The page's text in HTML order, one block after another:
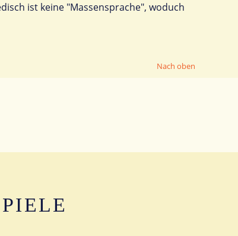
ist keine "Massensprache", woduch
Nach oben